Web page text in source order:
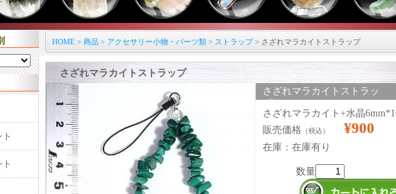
HOME > 商品 > アクセサリー小物・パーツ類 > ストラップ> さざれマラカイトストラップ
さざれマラカイトストラップ
さざれマラカイトストラッ
さざれマラカイト+水晶
販売価格 （税込） ¥900
在庫：在庫有り
数量